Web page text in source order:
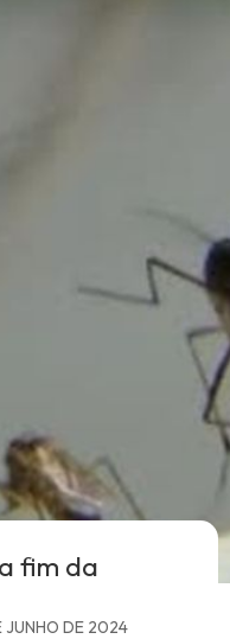
fim da
JUNHO DE 2024